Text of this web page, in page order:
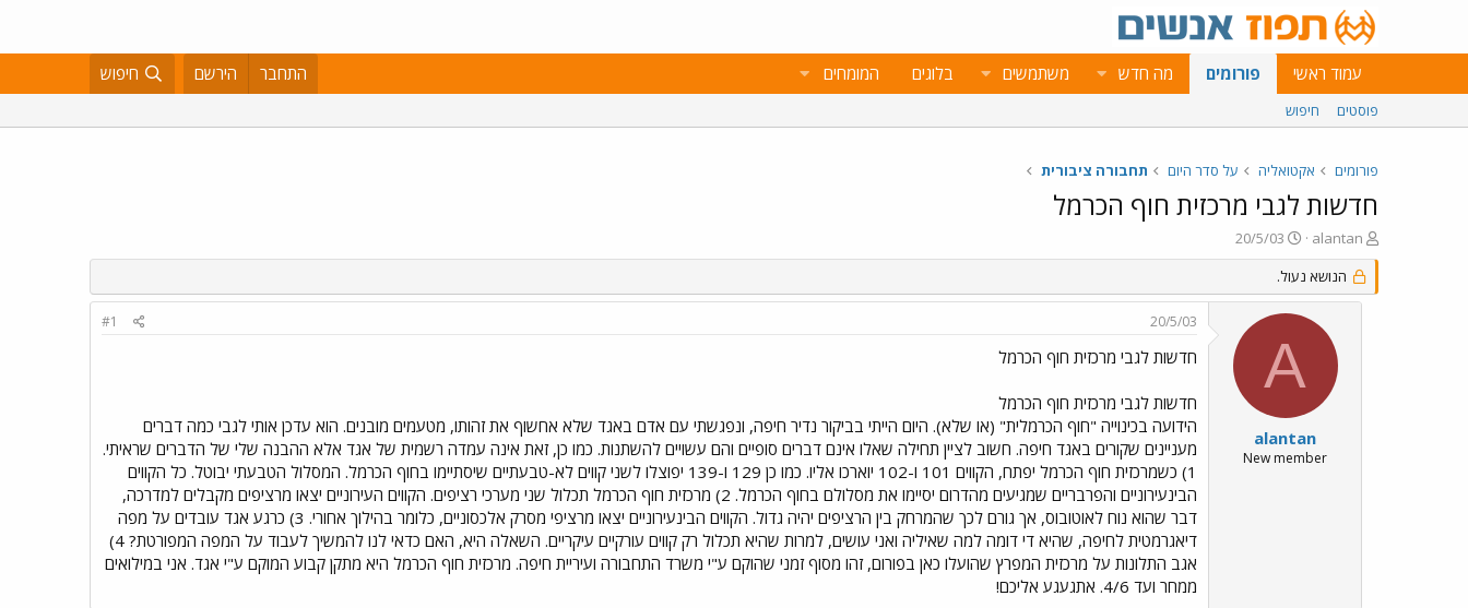
עמוד ראשי פורומים מה חדש משתמשים בלוגים המומחים התחבר הירשם חיפוש
פוסטים חיפוש
פורומים אקטואליה על סדר היום תחבורה ציבורית
חדשות לגבי מרכזית חוף הכרמל
פ
ו
ת
ח
alantan
פ
ו
ר
ס
ם
ת
א
י
ך
20/5/03
הנושא נעול.
A
alantan
New member
20/5/03
#1
חדשות לגבי מרכזית חוף הכרמל
חדשות לגבי מרכזית חוף הכרמל
הידועה בכינוייה "חוף הכרמלית" (או שלא). היום הייתי בביקור נדיר חיפה, ונפגשתי עם אדם באגד שלא אחשוף את זהותו, מטעמים מובנים. הוא עדכן אותי לגבי כמה דברים
מעניינים שקורים באגד חיפה. חשוב לציין תחילה שאלו אינם דברים סופיים והם עשויים להשתנות. כמו כן, זאת אינה עמדה רשמית של אגד אלא ההבנה שלי של הדברים שראיתי.
1) כשמרכזית חוף הכרמל יפתח, הקווים 101 ו-102 יוארכו אליו. כמו כן 129 ו-139 יפוצלו לשני קווים לא-טבעתיים שיסתיימו בחוף הכרמל. המסלול הטבעתי יבוטל. כל הקווים
הבינעירוניים והפרבריים שמגיעים מהדרום יסיימו את מסלולם בחוף הכרמל. 2) מרכזית חוף הכרמל תכלול שני מערכי רציפים. הקווים העירוניים יצאו מרציפים מקבלים למדרכה,
דבר שהוא נוח לאוטובוס, אך גורם לכך שהמרחק בין הרציפים יהיה גדול. הקווים הבינעירוניים יצאו מרציפי מסרק אלכסוניים, כלומר בהילוך אחורי. 3) כרגע אגד עובדים על מפה
דיאגרמטית לחיפה, שהיא די דומה למה שאיליה ואני עושים, למרות שהיא תכלול רק קווים עורקיים עיקריים. השאלה היא, האם כדאי לנו להמשיך לעבוד על המפה המפורטת? 4)
אגב התלונות על מרכזית המפרץ שהועלו כאן בפורום, זהו מסוף זמני שהוקם ע"י משרד התחבורה ועיריית חיפה. מרכזית חוף הכרמל היא מתקן קבוע המוקם ע"י אגד. אני במילואים
ממחר ועד 4/6. אתגעגע אליכם!